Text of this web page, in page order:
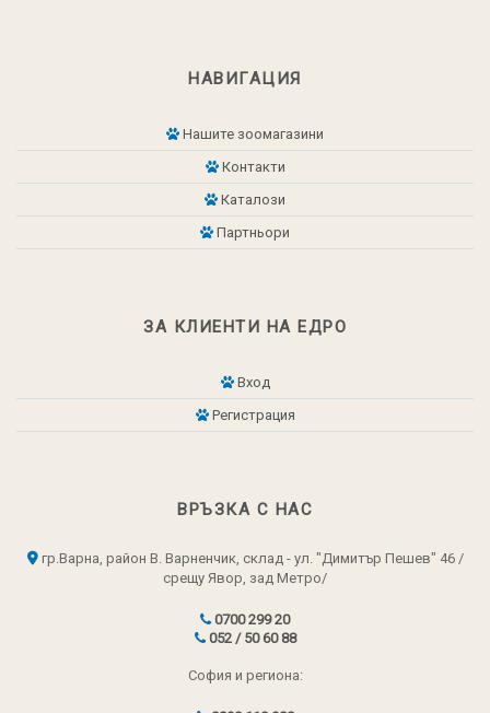
НАВИГАЦИЯ
Нашите зоомагазини
Контакти
Каталози
Партньори
ЗА КЛИЕНТИ НА ЕДРО
Вход
Регистрация
ВРЪЗКА С НАС
гр.Варна, район В. Варненчик, склад - ул. "Димитър Пешев" 46 /
срещу Явор, зад Метро/
0700 299 20
052 / 50 60 88
София и региона: